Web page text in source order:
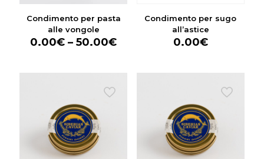
Condimento per pasta
alle vongole
0.00€ –50.00€
Condimento per sugo
all’astice
0.00€